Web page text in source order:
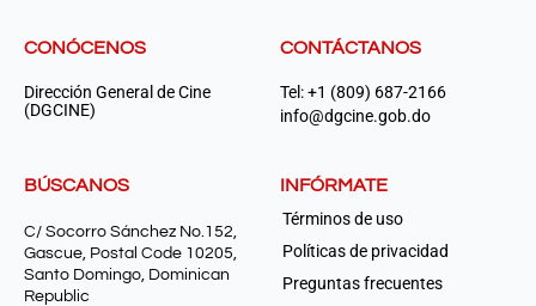
CONÓCENOS
Dirección General de Cine
(DGCINE)
CONTÁCTANOS
Tel: +1 (809) 687-2166
info@dgcine.gob.do
BÚSCANOS
C/ Socorro Sánchez No.152,
Gascue, Postal Code 10205,
Santo Domingo, Dominican
Republic
INFÓRMATE
Términos de uso
Políticas de privacidad
Preguntas frecuentes